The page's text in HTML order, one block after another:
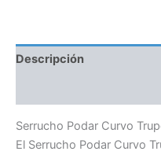
Descripción
Serrucho Podar Curvo
El Serrucho Podar Curvo